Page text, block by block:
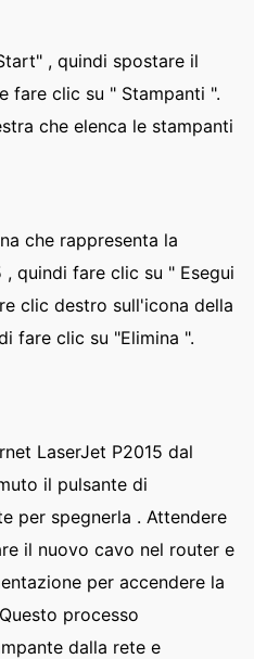
, quindi spostare il
fare clic su " Stampanti ".
che elenca le stampanti
che rappresenta la
, quindi fare clic su " Esegui
clic destro sull'icona della
fare clic su "Elimina ".
LaserJet P2015 dal
il pulsante di
per spegnerla . Attendere
il nuovo cavo nel router e
per accendere la
processo
dalla rete e